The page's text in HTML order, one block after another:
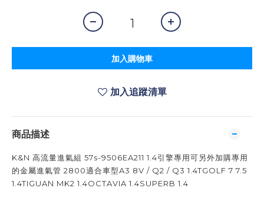
加入購物車
加入追蹤清單
商品描述
K&N 高流量進氣組 57s-9506EA211 1.4引擎專用可另外加購專用
的金屬進氣管 2800適合車型A3 8V / Q2 / Q3 1.4TGOLF 7 7.5
1.4TIGUAN MK2 1.4OCTAVIA 1.4SUPERB 1.4